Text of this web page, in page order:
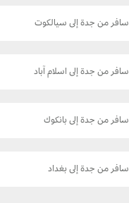
سافر من جدة إلى سيالكوت
سافر من جدة إلى اسلام آباد
سافر من جدة إلى بانكوك
سافر من جدة إلى بغداد